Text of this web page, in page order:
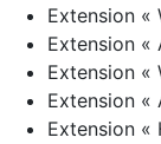
Extension «
Extension «
Extension «
Extension «
Extension «